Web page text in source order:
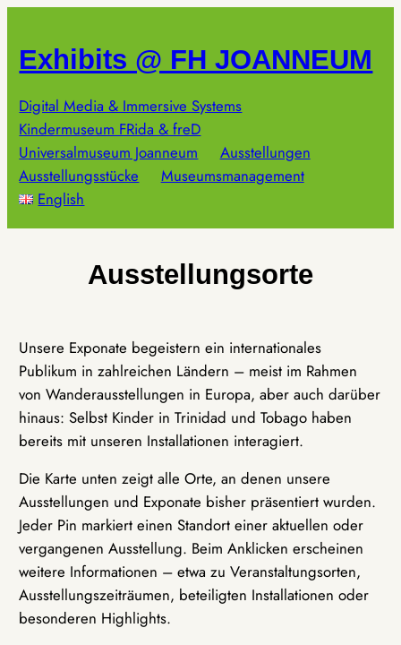
springen
Exhibits @ FH JOANNEUM
Digital Media & Immersive Systems
Kindermuseum FRida & freD
Universalmuseum Joanneum
Ausstellungen
Ausstellungsstücke
Museumsmanagement
English
Ausstellungsorte
Unsere Exponate begeistern ein internationales
Publikum in zahlreichen Ländern – meist im Rahmen
von Wanderausstellungen in Europa, aber auch darüber
hinaus: Selbst Kinder in Trinidad und Tobago haben
bereits mit unseren Installationen interagiert.
Die Karte unten zeigt alle Orte, an denen unsere
Ausstellungen und Exponate bisher präsentiert wurden.
Jeder Pin markiert einen Standort einer aktuellen oder
vergangenen Ausstellung. Beim Anklicken erscheinen
weitere Informationen – etwa zu Veranstaltungsorten,
Ausstellungszeiträumen, beteiligten Installationen oder
besonderen Highlights.